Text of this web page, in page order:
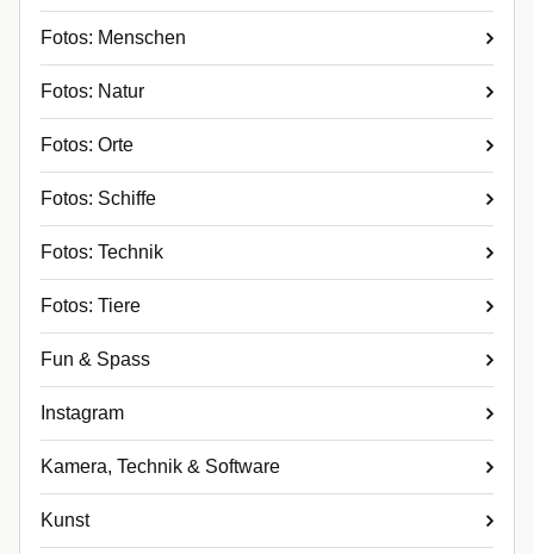
Fotos: Menschen
Fotos: Natur
Fotos: Orte
Fotos: Schiffe
Fotos: Technik
Fotos: Tiere
Fun & Spass
Instagram
Kamera, Technik & Software
Kunst